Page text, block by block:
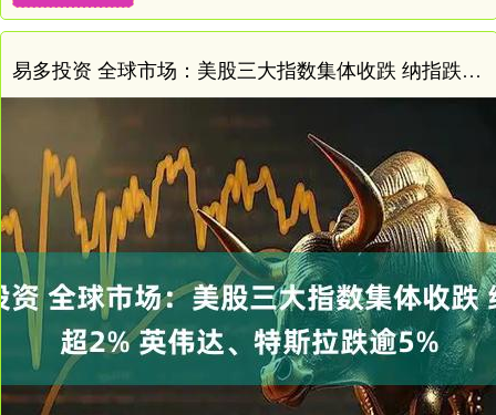
易多投资 全球市场：美股三大指数集体收跌 纳指跌超2% 英伟达、特斯拉跌逾5%